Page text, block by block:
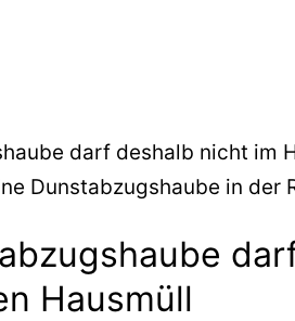
darf deshalb nicht im
Dunstabzugshaube in der
Hausmüll